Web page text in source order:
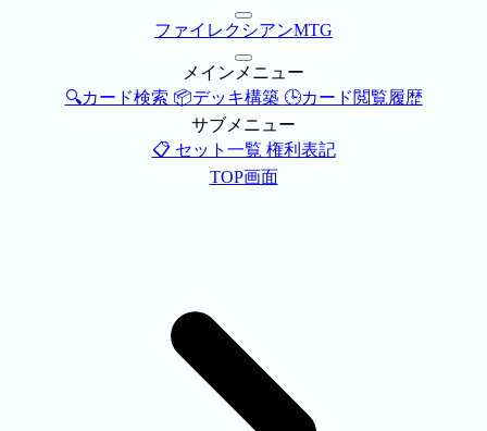
ファイレクシアンMTG
メインメニュー
🔍カード検索 📦デッキ構築 🕒カード閲覧履歴
サブメニュー
📋 セット一覧 権利表記
TOP画面